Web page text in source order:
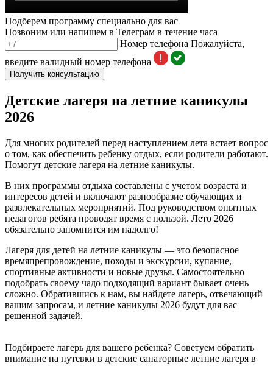
Подберем программу специально для вас
Позвоним или напишем в Телеграм в течение часа
Номер телефона Пожалуйста,
введите валидный номер телефона
Получить консультацию
Детские лагеря на летние каникулы
2026
Для многих родителей перед наступлением лета встает вопрос
о том, как обеспечить ребенку отдых, если родители работают.
Помогут детские лагеря на летние каникулы.
В них программы отдыха составлены с учетом возраста и
интересов детей и включают разнообразие обучающих и
развлекательных мероприятий. Под руководством опытных
педагогов ребята проводят время с пользой. Лето 2026
обязательно запомнится им надолго!
Лагеря для детей на летние каникулы — это безопасное
времяпрепровождение, походы и экскурсии, купание,
спортивные активности и новые друзья. Самостоятельно
подобрать своему чадо подходящий вариант бывает очень
сложно. Обратившись к нам, вы найдете лагерь, отвечающий
вашим запросам, и летние каникулы 2026 будут для вас
решенной задачей.
Подбираете лагерь для вашего ребенка? Советуем обратить
внимание на путевки в детские cанаторные летние лагеря в